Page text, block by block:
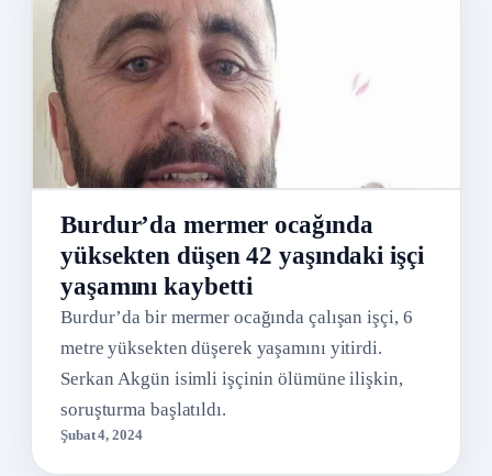
Burdur’da mermer ocağında
yüksekten düşen 42 yaşındaki işçi
yaşamını kaybetti
Burdur’da bir mermer ocağında çalışan işçi, 6
metre yüksekten düşerek yaşamını yitirdi.
Serkan Akgün isimli işçinin ölümüne ilişkin,
soruşturma başlatıldı.
Şubat 4, 2024